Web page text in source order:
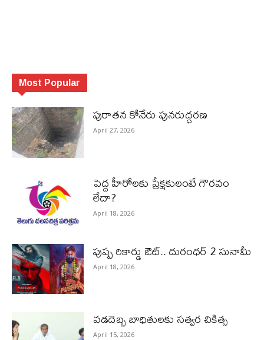
Most Popular
పురాత‌న కోనేరు పున‌రుద్ధ‌ర‌ణ
April 27, 2026
పెద్ద హీరోల‌కు ప్రేక్ష‌కులంటే గౌర‌వం
లేదా?
April 18, 2026
పుష్ప రికార్డు ఔట్‌.. దురంధ‌ర్ 2 సునామీ
April 18, 2026
వడదెబ్బ బాధితులకు సత్వర చికిత్స
April 15, 2026